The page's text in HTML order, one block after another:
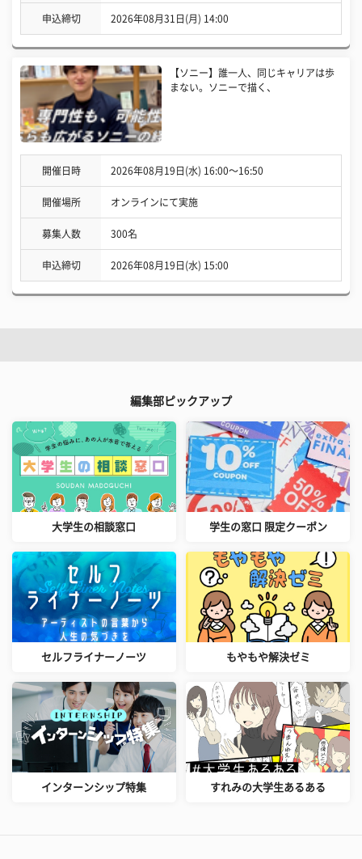
申込締切 2026年08月31日(月) 14:00
【ソニー】誰一人、同じキャリアは歩
まない。ソニーで描く、
開催日時 2026年08月19日(水) 16:00〜16:50
開催場所 オンラインにて実施
募集人数 300名
申込締切 2026年08月19日(水) 15:00
編集部ピックアップ
大学生の相談窓口 学生の窓口 限定クーポン
セルフライナーノーツ もやもや解決ゼミ
インターンシップ特集 すれみの大学生あるある